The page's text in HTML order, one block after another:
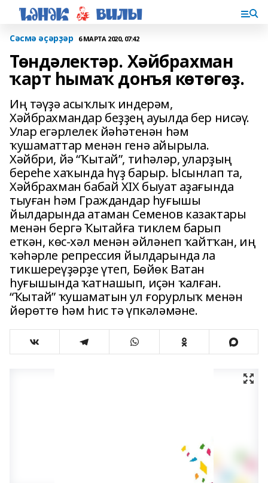
Сәсмә әҫәрҙәр 6 МАРТА 2020, 07:42
Төндәлектәр. Хәйбрахман
ҡарт һымаҡ донъя көтөгөҙ.
Иң тәүҙә асыҡлыҡ индерәм,
Хәйбрахмандар беҙҙең ауылда бер нисәү.
Улар егәрлелек йәһәтенән һәм
ҡушаматтар менән генә айырыла.
Хәйбри, йә “Ҡытай”, тиһәләр, уларҙың
береһе хаҡында һүҙ барыр. Ысынлап та,
Хәйбрахман бабай ХIХ быуат аҙағында
тыуған һәм Граждандар һуғышы
йылдарында атаман Семенов казактары
менән бергә Ҡытайға тиклем барып
еткән, көс-хәл менән әйләнеп ҡайтҡан, иң
ҡәһәрле репрессия йылдарында ла
тикшереүҙәрҙе үтеп, Бөйөк Ватан
һуғышында ҡатнашып, иҫән ҡалған.
“Ҡытай” ҡушаматын ул ғорурлыҡ менән
йөрөттө һәм һис тә үпкәләмәне.